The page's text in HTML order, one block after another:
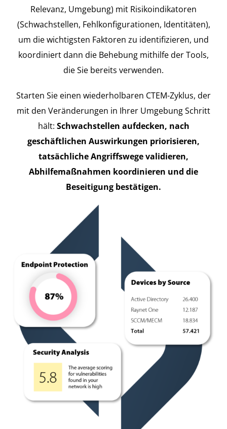
Relevanz, Umgebung) mit Risikoindikatoren
(Schwachstellen, Fehlkonfigurationen, Identitäten),
um die wichtigsten Faktoren zu identifizieren, und
koordiniert dann die Behebung mithilfe der Tools,
die Sie bereits verwenden.
Starten Sie einen wiederholbaren CTEM-Zyklus, der
mit den Veränderungen in Ihrer Umgebung Schritt
hält: Schwachstellen aufdecken, nach
geschäftlichen Auswirkungen priorisieren,
tatsächliche Angriffswege validieren,
Abhilfemaßnahmen koordinieren und die
Beseitigung bestätigen.